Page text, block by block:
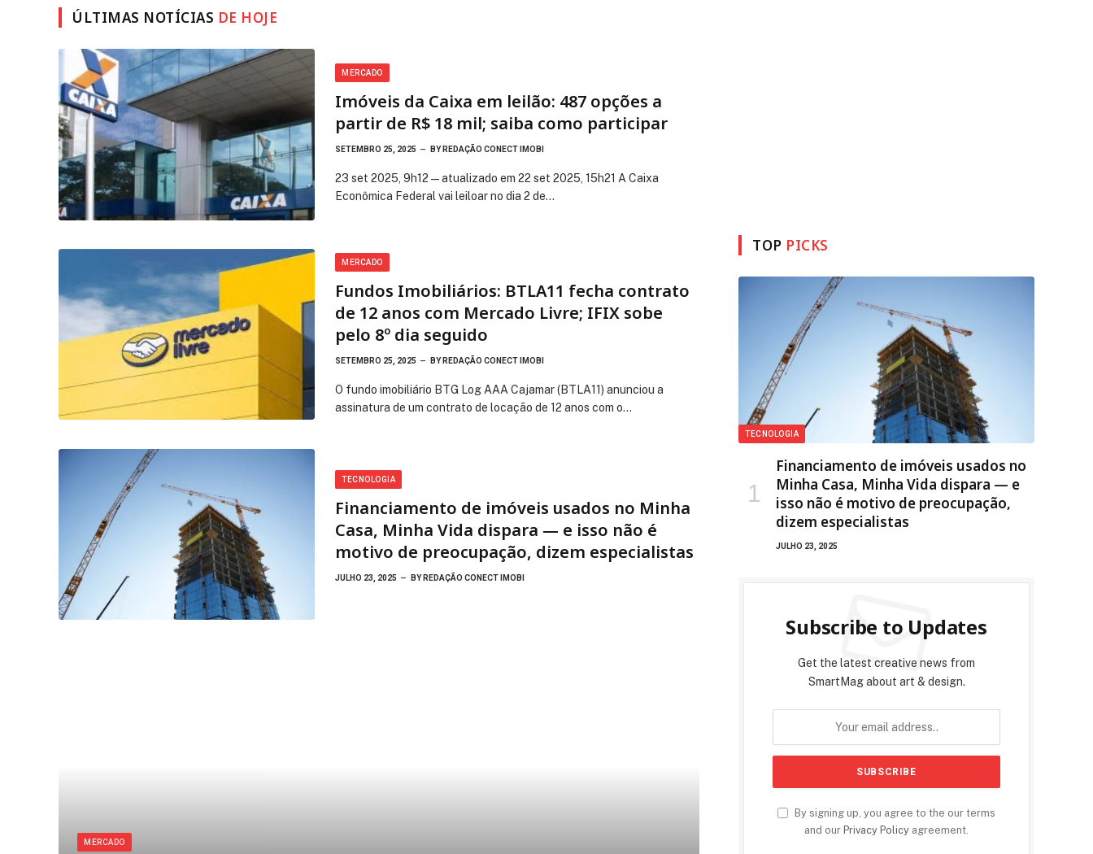
ÚLTIMAS NOTÍCIAS DE HOJE
MERCADO
Imóveis da Caixa em leilão: 487 opções a
partir de R$ 18 mil; saiba como participar
SETEMBRO 25, 2025 BY REDAÇÃO CONECT IMOBI
23 set 2025, 9h12 — atualizado em 22 set 2025, 15h21 A Caixa
Econômica Federal vai leiloar no dia 2 de…
MERCADO
Fundos Imobiliários: BTLA11 fecha contrato
de 12 anos com Mercado Livre; IFIX sobe
pelo 8º dia seguido
SETEMBRO 25, 2025 BY REDAÇÃO CONECT IMOBI
O fundo imobiliário BTG Log AAA Cajamar (BTLA11) anunciou a
assinatura de um contrato de locação de 12 anos com o…
TECNOLOGIA
Financiamento de imóveis usados no Minha
Casa, Minha Vida dispara — e isso não é
motivo de preocupação, dizem especialistas
JULHO 23, 2025 BY REDAÇÃO CONECT IMOBI
MERCADO
TOP PICKS
TECNOLOGIA
Financiamento de imóveis usados no
Minha Casa, Minha Vida dispara — e
isso não é motivo de preocupação,
dizem especialistas
JULHO 23, 2025
Subscribe to Updates
Get the latest creative news from
SmartMag about art & design.
By signing up, you agree to the our terms
and our Privacy Policy agreement.